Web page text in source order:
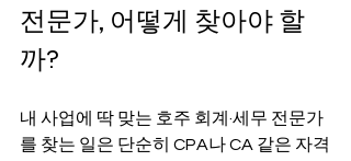
전문가, 어떻게 찾아야 할
까?
내 사업에 딱 맞는 호주 회계·세무 전문가
를 찾는 일은 단순히 CPA나 CA 같은 자격